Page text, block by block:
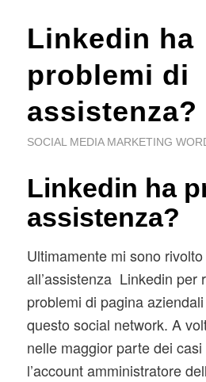
Linkedin ha
problemi di
assistenza?
SOCIAL MEDIA MARKETING
Linkedin ha
assistenza?
Ultimamente mi sono
all’assistenza Linkedin per
problemi di pagina
questo social network. A
nelle maggior parte dei
l’account amministratore